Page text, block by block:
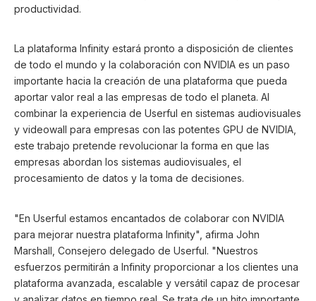
productividad.
La plataforma Infinity estará pronto a disposición de clientes
de todo el mundo y la colaboración con NVIDIA es un paso
importante hacia la creación de una plataforma que pueda
aportar valor real a las empresas de todo el planeta. Al
combinar la experiencia de Userful en sistemas audiovisuales
y videowall para empresas con las potentes GPU de NVIDIA,
este trabajo pretende revolucionar la forma en que las
empresas abordan los sistemas audiovisuales, el
procesamiento de datos y la toma de decisiones.
"En Userful estamos encantados de colaborar con NVIDIA
para mejorar nuestra plataforma Infinity", afirma John
Marshall, Consejero delegado de Userful. "Nuestros
esfuerzos permitirán a Infinity proporcionar a los clientes una
plataforma avanzada, escalable y versátil capaz de procesar